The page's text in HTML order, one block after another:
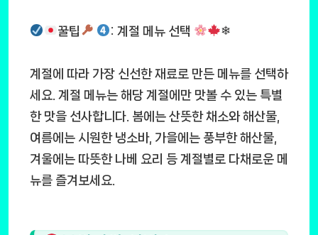
꿀팁 : 계절 메뉴 선택 ❄
계절에 따라 가장 신선한 재료로 만든 메뉴를 선택하
세요. 계절 메뉴는 해당 계절에만 맛볼 수 있는 특별
한 맛을 선사합니다. 봄에는 산뜻한 채소와 해산물,
여름에는 시원한 냉소바, 가을에는 풍부한 해산물,
겨울에는 따뜻한 나베 요리 등 계절별로 다채로운 메
뉴를 즐겨보세요.